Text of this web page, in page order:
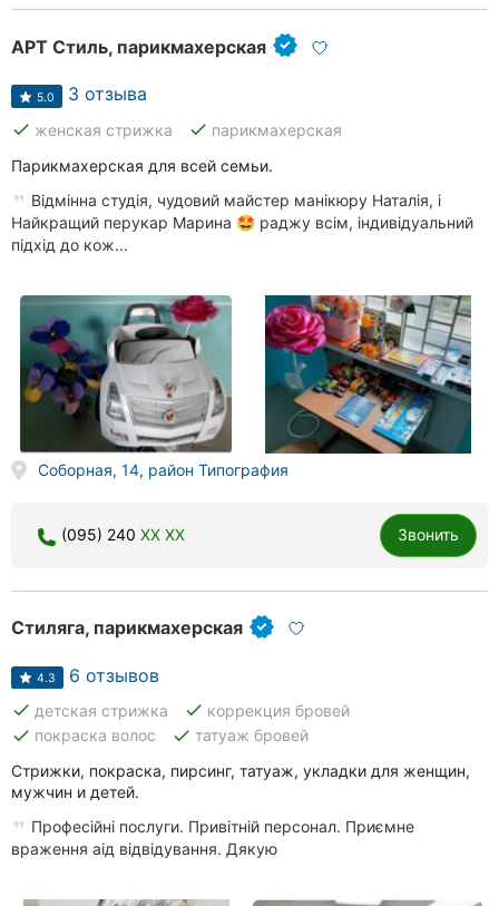
AРТ Стиль, парикмахерская
5.0 3 отзыва
done женская стрижка done парикмахерская
Парикмахерская для всей семьи.
Відмінна студія, чудовий майстер манікюру Наталія, і
Найкращий перукар Марина 🤩 раджу всім, індивідуальний
підхід до кож...
Соборная, 14, район Типография
(095) 240 XX XX Звонить
Стиляга, парикмахерская
4.3 6 отзывов
done детская стрижка done коррекция бровей
done покраска волос done татуаж бровей
Стрижки, покраска, пирсинг, татуаж, укладки для женщин,
мужчин и детей.
Професійні послуги. Привітній персонал. Приємне
враження аід відвідування. Дякую